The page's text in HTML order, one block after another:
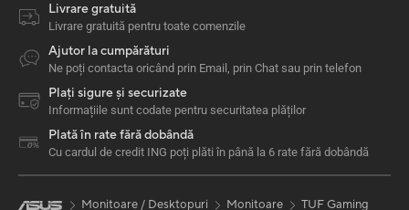
Livrare gratuită
Livrare gratuită pentru toate comenzile
Ajutor la cumpărături
Ne poți contacta oricând prin Email, prin Chat sau prin telefon
Plați sigure și securizate
Informațiile sunt codate pentru securitatea plăților
Plată în rate fără dobândă
Cu cardul de credit ING poți plăti în până la 6 rate fără dobândă
Monitoare / Desktopuri Monitoare
TUF Gaming